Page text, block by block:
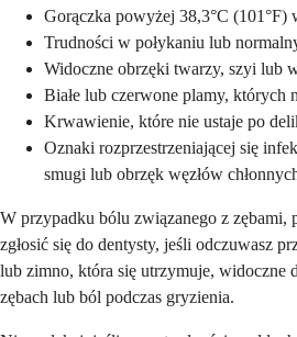
Gorączka powyżej 38,3°C (101°F)
Trudności w połykaniu lub
Widoczne obrzęki twarzy, szyi lub
Białe lub czerwone plamy, których
Krwawienie, które nie ustaje po
Oznaki rozprzestrzeniającej się
smugi lub obrzęk węzłów
W przypadku bólu związanego z zębami,
zgłosić się do dentysty, jeśli odczuwasz
lub zimno, która się utrzymuje, widoczne
zębach lub ból podczas gryzienia.